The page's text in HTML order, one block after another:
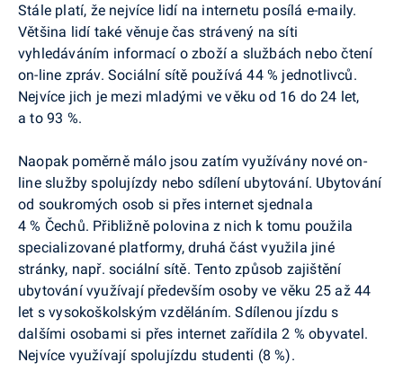
Stále platí, že nejvíce lidí na internetu posílá e-maily.
Většina lidí také věnuje čas strávený na síti
vyhledáváním informací o zboží a službách nebo čtení
on-line zpráv. Sociální sítě používá 44 % jednotlivců.
Nejvíce jich je mezi mladými ve věku od 16 do 24 let,
a to 93 %.
Naopak poměrně málo jsou zatím využívány nové on-
line služby spolujízdy nebo sdílení ubytování. Ubytování
od soukromých osob si přes internet sjednala
4 % Čechů. Přibližně polovina z nich k tomu použila
specializované platformy, druhá část využila jiné
stránky, např. sociální sítě. Tento způsob zajištění
ubytování využívají především osoby ve věku 25 až 44
let s vysokoškolským vzděláním.Sdílenou jízdu s
dalšími osobami si přes internet zařídila 2 % obyvatel.
Nejvíce využívají spolujízdu studenti (8 %).